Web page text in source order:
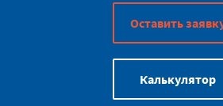
Оставить
Калькулятор